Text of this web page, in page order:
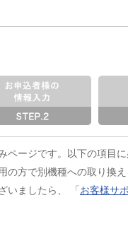
ージです。以下の項目に
方で別機種への取り換え
いましたら、 「お客様サ